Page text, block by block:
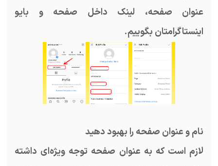
عنوان صفحه، لینک داخل صفحه و بایو
اینستاگرامتان بگوییم.
نام و عنوان صفحه را بهبود دهید
لازم است که به عنوان صفحه توجه ویژه‌ای داشته